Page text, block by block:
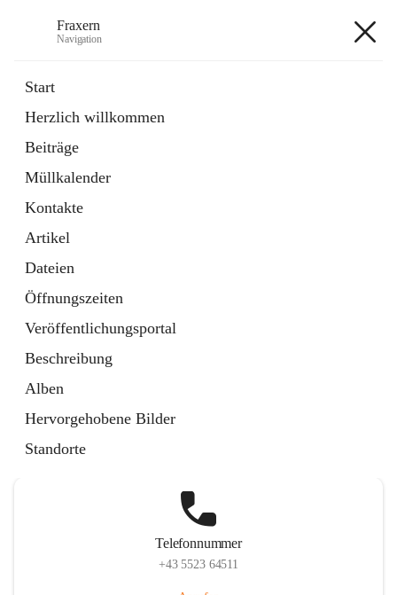
Fraxern
Navigation
Start
Herzlich willkommen
Beiträge
Müllkalender
Kontakte
Artikel
Dateien
Öffnungszeiten
Veröffentlichungsportal
Beschreibung
Alben
Hervorgehobene Bilder
Standorte
Ordner
in
Tab
Formulare
Artikel
öffnet
in
neuem
Tab
Telefonnummer
+43 5523 64511